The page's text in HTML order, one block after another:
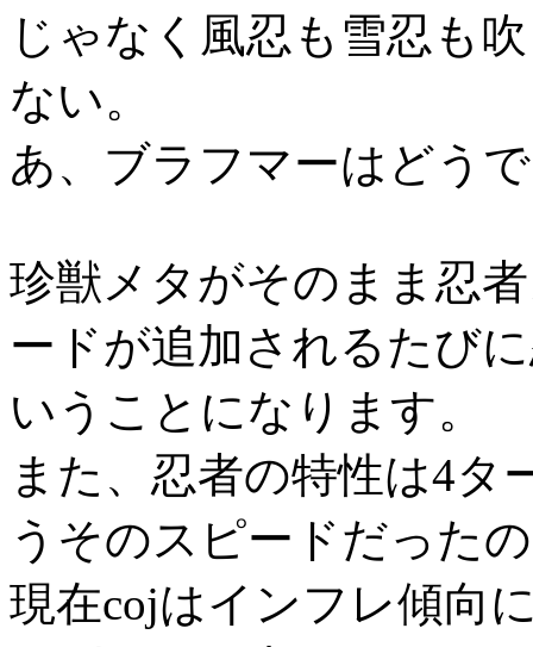
じゃなく風忍も雪忍も
ない。
あ、ブラフマーはどう
珍獣メタがそのまま忍
ードが追加されるたび
いうことになります。
また、忍者の特性は4タ
うそのスピードだった
現在cojはインフレ傾向